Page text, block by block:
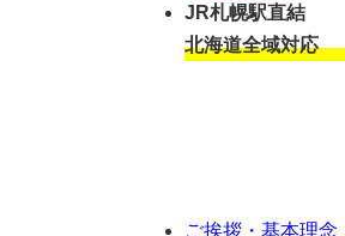
JR札幌駅直結
北海道全域対応
ご挨拶・基本理念